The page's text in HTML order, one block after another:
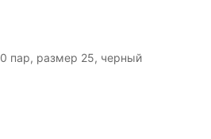
пар, размер 25, черный